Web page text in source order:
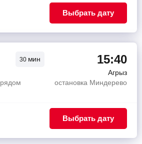
Выбрать дату
30 мин 15:40
Агрыз
остановка Миндерево
Выбрать дату